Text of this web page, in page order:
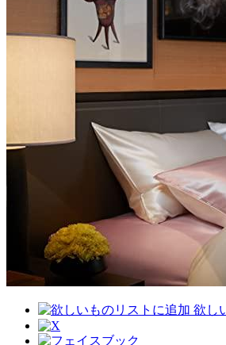
欲し